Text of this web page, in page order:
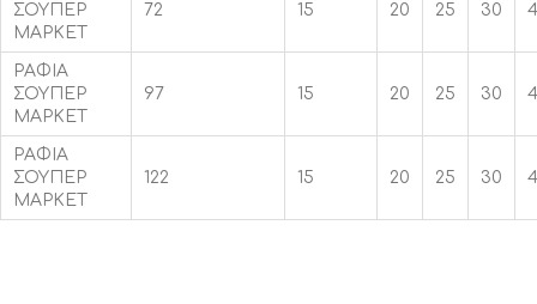
ΣΟΥΠΕΡ
ΜΑΡΚΕΤ
72 15 20 25 30
ΡΑΦΙΑ
ΣΟΥΠΕΡ
ΜΑΡΚΕΤ
97 15 20 25 30
ΡΑΦΙΑ
ΣΟΥΠΕΡ
ΜΑΡΚΕΤ
122 15 20 25 30